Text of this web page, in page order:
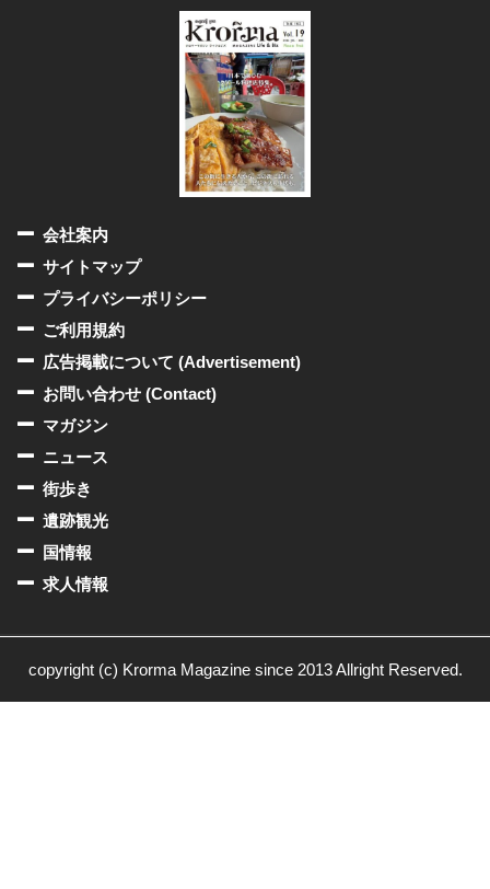
会社案内
サイトマップ
プライバシーポリシー
ご利用規約
広告掲載について (Advertisement)
お問い合わせ (Contact)
マガジン
ニュース
街歩き
遺跡観光
国情報
求人情報
copyright (c) Krorma Magazine since 2013 Allright Reserved.